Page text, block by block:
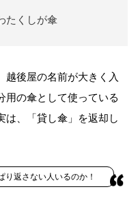
たくしが傘
越後屋の名前が大きく入
用の傘として使っている
は、「貸し傘」を返却し
り返さない人いるのか！